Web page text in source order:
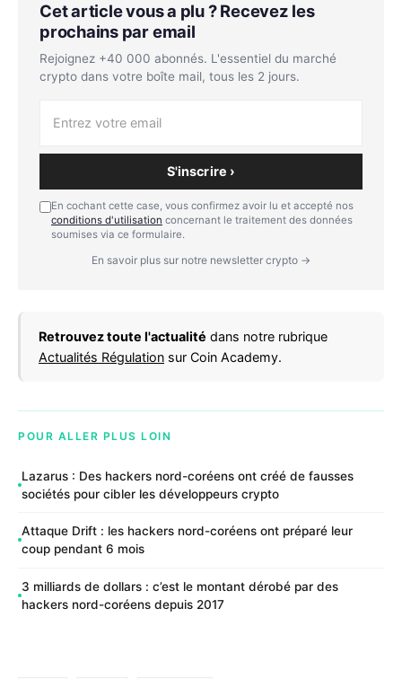
Cet article vous a plu ? Recevez les
prochains par email
Rejoignez +40 000 abonnés. L'essentiel du marché
crypto dans votre boîte mail, tous les 2 jours.
S'inscrire ›
En cochant cette case, vous confirmez avoir lu et accepté nos
conditions d'utilisation concernant le traitement des données
soumises via ce formulaire.
En savoir plus sur notre newsletter crypto →
Retrouvez toute l'actualité dans notre rubrique
Actualités Régulation sur Coin Academy.
POUR ALLER PLUS LOIN
Lazarus : Des hackers nord-coréens ont créé de fausses
sociétés pour cibler les développeurs crypto
Attaque Drift : les hackers nord-coréens ont préparé leur
coup pendant 6 mois
3 milliards de dollars : c’est le montant dérobé par des
hackers nord-coréens depuis 2017